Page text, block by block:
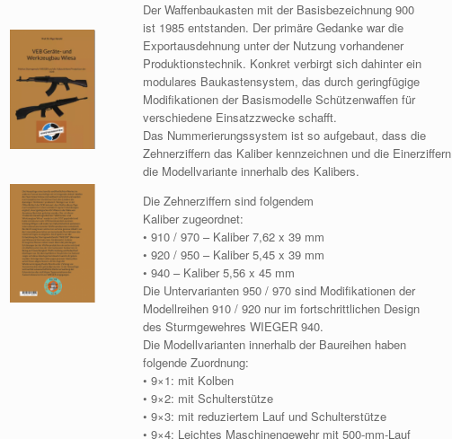
Der Waffenbaukasten mit der Basisbezeichnung 900
ist 1985 entstanden. Der primäre Gedanke war die
Exportausdehnung unter der Nutzung vorhandener
Produktionstechnik. Konkret verbirgt sich dahinter ein
modulares Baukastensystem, das durch geringfügige
Modifikationen der Basismodelle Schützenwaffen für
verschiedene Einsatzzwecke schafft.
Das Nummerierungssystem ist so aufgebaut, dass die
Zehnerziffern das Kaliber kennzeichnen und die Einerziffern
die Modellvariante innerhalb des Kalibers.
Die Zehnerziffern sind folgendem
Kaliber zugeordnet:
• 910 / 970 – Kaliber 7,62 x 39 mm
• 920 / 950 – Kaliber 5,45 x 39 mm
• 940 – Kaliber 5,56 x 45 mm
Die Untervarianten 950 / 970 sind Modifikationen der
Modellreihen 910 / 920 nur im fortschrittlichen Design
des Sturmgewehres WIEGER 940.
Die Modellvarianten innerhalb der Baureihen haben
folgende Zuordnung:
• 9×1: mit Kolben
• 9×2: mit Schulterstütze
• 9×3: mit reduziertem Lauf und Schulterstütze
• 9×4: Leichtes Maschinengewehr mit 500-mm-Lauf